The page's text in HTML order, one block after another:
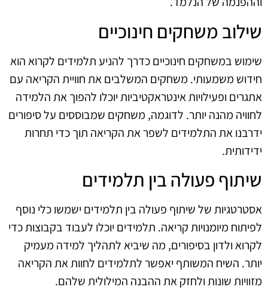
שילוב משחקים חינוכיים
שימוש במשחקים חינוכיים כדרך להניע תלמידים לקרוא הוא
חידוש משמעותי. משחקים המשלבים את חוויית הקריאה עם
אתגרים ופעילויות אינטראקטיביות יוכלו להפוך את הלמידה
לחוויה מהנה יותר. לדוגמה, משחקים שמבוססים על סיפורים
ידרבנו את התלמידים לשפר את הקריאה תוך כדי תחרות
ידידותית.
שיתוף פעולה בין תלמידים
אסטרטגיות של שיתוף פעולה בין תלמידים ישמשו כלי נוסף
לפיתוח מיומנויות קריאה. תלמידים יוכלו לעבוד בקבוצות כדי
לקרוא ולדון בסיפורים, מה שיביא לתהליך למידה מעמיק
יותר. השיח המשותף יאפשר לתלמידים לחוות את הקריאה
מזוויות שונות ולחזק את ההבנה המילולית שלהם.